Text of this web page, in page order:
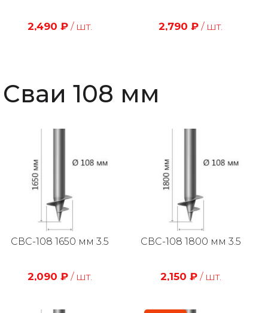
2,490 ₽ / шт. 2,790 ₽ / шт.
Сваи 108 мм
СВС-108 1650 мм 3.5
2,090 ₽ / шт.
СВС-108 1800 мм 3.5
2,150 ₽ / шт.